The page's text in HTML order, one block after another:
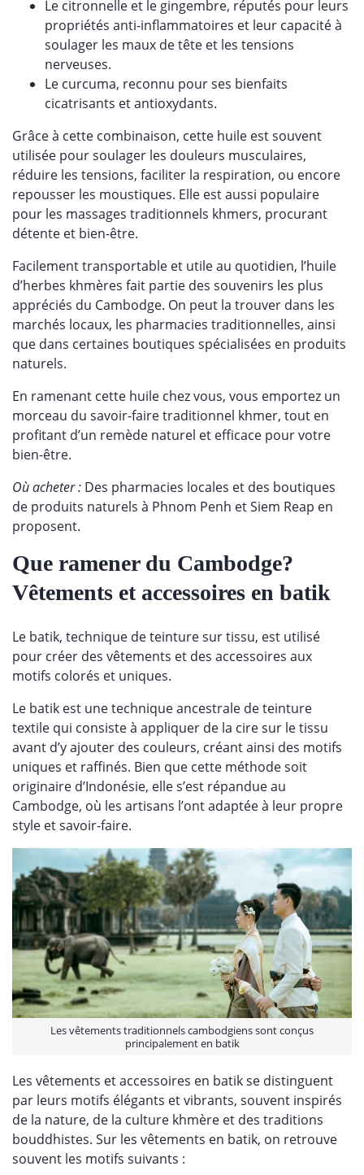
Le citronnelle et le gingembre, réputés pour leurs
propriétés anti-inflammatoires et leur capacité à
soulager les maux de tête et les tensions
nerveuses.
Le curcuma, reconnu pour ses bienfaits
cicatrisants et antioxydants.
Grâce à cette combinaison, cette huile est souvent
utilisée pour soulager les douleurs musculaires,
réduire les tensions, faciliter la respiration, ou encore
repousser les moustiques. Elle est aussi populaire
pour les massages traditionnels khmers, procurant
détente et bien-être.
Facilement transportable et utile au quotidien, l’huile
d’herbes khmères fait partie des souvenirs les plus
appréciés du Cambodge. On peut la trouver dans les
marchés locaux, les pharmacies traditionnelles, ainsi
que dans certaines boutiques spécialisées en produits
naturels.
En ramenant cette huile chez vous, vous emportez un
morceau du savoir-faire traditionnel khmer, tout en
profitant d’un remède naturel et efficace pour votre
bien-être.
Où acheter : Des pharmacies locales et des boutiques
de produits naturels à Phnom Penh et Siem Reap en
proposent.
Que ramener du Cambodge?
Vêtements et accessoires en batik
Le batik, technique de teinture sur tissu, est utilisé
pour créer des vêtements et des accessoires aux
motifs colorés et uniques.
Le batik est une technique ancestrale de teinture
textile qui consiste à appliquer de la cire sur le tissu
avant d’y ajouter des couleurs, créant ainsi des motifs
uniques et raffinés. Bien que cette méthode soit
originaire d’Indonésie, elle s’est répandue au
Cambodge, où les artisans l’ont adaptée à leur propre
style et savoir-faire.
Les vêtements traditionnels cambodgiens sont conçus
principalement en batik
Les vêtements et accessoires en batik se distinguent
par leurs motifs élégants et vibrants, souvent inspirés
de la nature, de la culture khmère et des traditions
bouddhistes. Sur les vêtements en batik, on retrouve
souvent les motifs suivants :